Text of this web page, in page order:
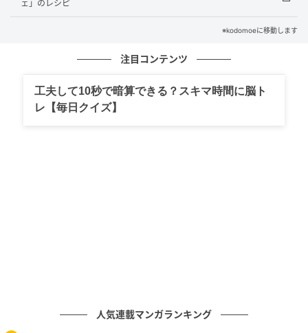
はん前の疲れているときにもがんばれそう。
ェ」のレシピ
※kodomoeに移動します
注目コンテンツ
工夫して10秒で暗算できる？スキマ時間に脳ト
レ【毎日クイズ】
人気連載マンガランキング